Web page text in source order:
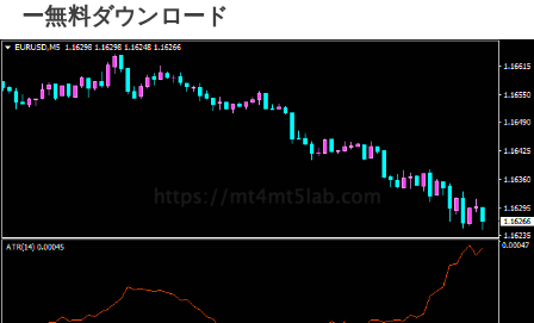
ー無料ダウンロード